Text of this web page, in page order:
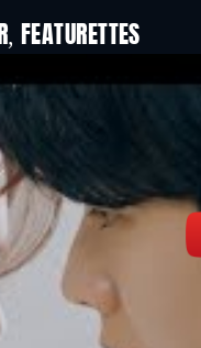
FEATURETTES